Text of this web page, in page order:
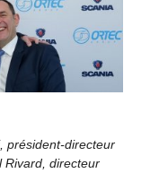
président-directeur
Rivard, directeur